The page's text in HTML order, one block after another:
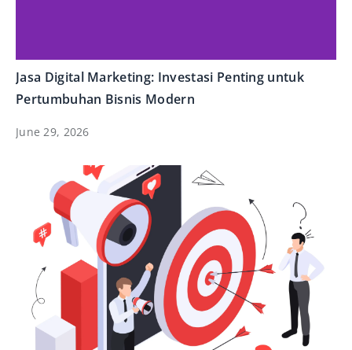
Jasa Digital Marketing: Investasi Penting untuk
Pertumbuhan Bisnis Modern
June 29, 2026